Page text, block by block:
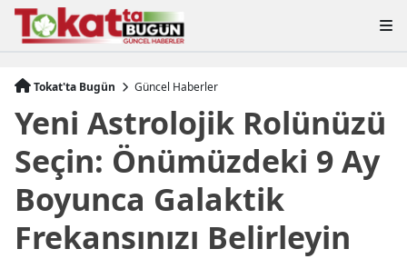
Tokat'ta Bugün Güncel Haberler
Yeni Astrolojik Rolünüzü
Seçin: Önümüzdeki 9 Ay
Boyunca Galaktik
Frekansınızı Belirleyin